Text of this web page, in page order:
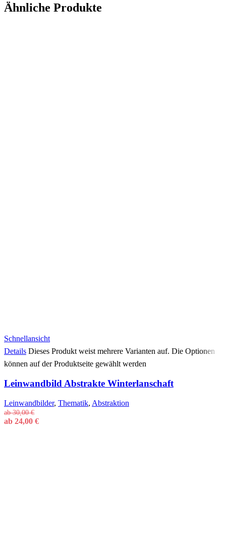
Ähnliche Produkte
Schnellansicht
Details Dieses Produkt weist mehrere Varianten auf. Die Optionen
können auf der Produktseite gewählt werden
Leinwandbild Abstrakte Winterlanschaft
Leinwandbilder, Thematik, Abstraktion
ab30,00€
ab 24,00 €